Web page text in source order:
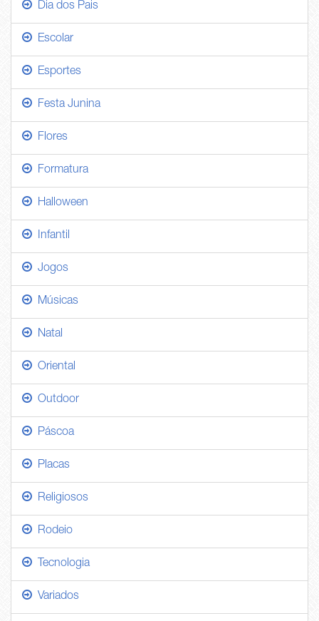
Dia dos Pais
Escolar
Esportes
Festa Junina
Flores
Formatura
Halloween
Infantil
Jogos
Músicas
Natal
Oriental
Outdoor
Páscoa
Placas
Religiosos
Rodeio
Tecnologia
Variados